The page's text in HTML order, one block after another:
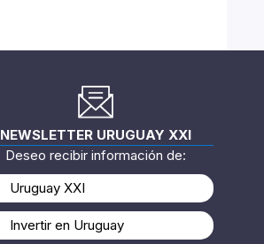
NEWSLETTER URUGUAY XXI
Deseo recibir información de:
Uruguay XXI
Invertir en Uruguay